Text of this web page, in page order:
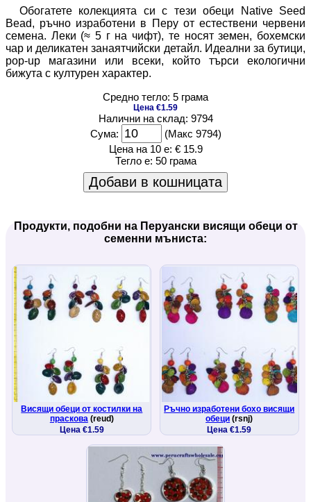
Обогатете колекцията си с тези обеци Native Seed
Bead, ръчно изработени в Перу от естествени червени
семена. Леки (≈ 5 г на чифт), те носят земен, бохемски
чар и деликатен занаятчийски детайл. Идеални за бутици,
pop-up магазини или всеки, който търси екологични
бижута с културен характер.
Средно тегло: 5 грама
Цена €1.59
Налични на склад: 9794
Сума:
(Макс 9794)
Цена на 10 е: € 15.9
Тегло е: 50 грама
Добави в кошницата
Продукти, подобни на Перуански висящи обеци от
семенни мъниста:
Висящи обеци от костилки на
праскова (reud)
Цена €1.59
Ръчно изработени бохо висящи
обеци (rsnj)
Цена €1.59